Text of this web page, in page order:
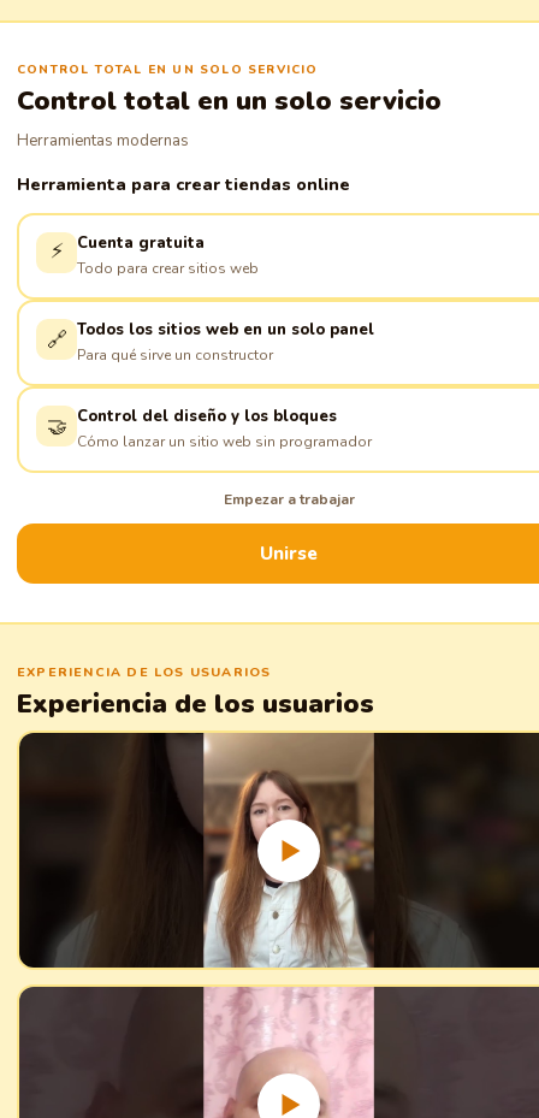
CONTROL TOTAL EN UN SOLO SERVICIO
Control total en un solo servicio
Herramientas modernas
Herramienta para crear tiendas online
⚡ Cuenta gratuita
Todo para crear sitios web
🔗 Todos los sitios web en un solo panel
Para qué sirve un constructor
🤝 Control del diseño y los bloques
Cómo lanzar un sitio web sin programador
Empezar a trabajar
Unirse
EXPERIENCIA DE LOS USUARIOS
Experiencia de los usuarios